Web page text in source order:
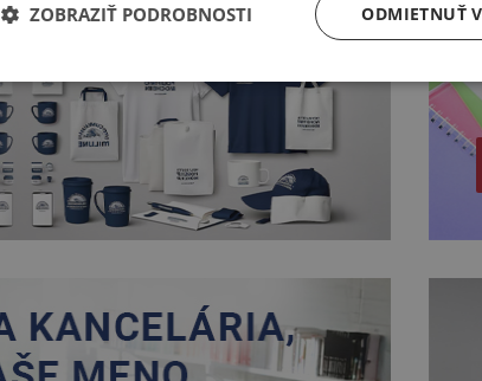
ODMIETNUŤ
ZOBRAZIŤ PODROBNOSTI